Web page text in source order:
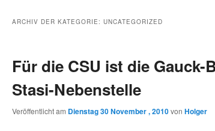
wechseln
ARCHIV DER KATEGORIE: UNCATEGORIZED
Für die CSU ist die Gauck-
Stasi-Nebenstelle
Veröffentlicht am Dienstag 30 November , 2010von Holger